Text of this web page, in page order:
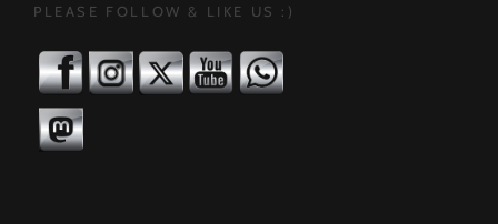
PLEASE FOLLOW & LIKE US :)